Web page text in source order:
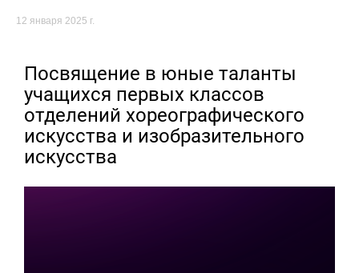
12 января 2025 г.
Посвящение в юные таланты
учащихся первых классов
отделений хореографического
искусства и изобразительного
искусства